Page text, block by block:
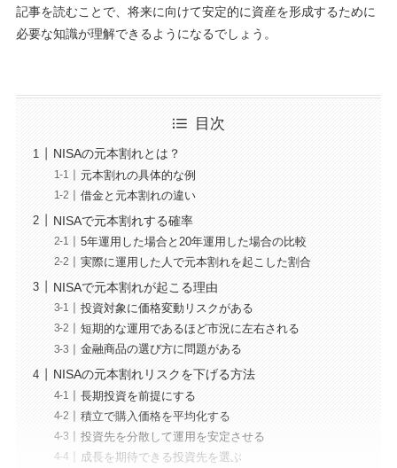
記事を読むことで、将来に向けて安定的に資産を形成するために
必要な知識が理解できるようになるでしょう。
目次
NISAの元本割れとは？
元本割れの具体的な例
借金と元本割れの違い
NISAで元本割れする確率
5年運用した場合と20年運用した場合の比較
実際に運用した人で元本割れを起こした割合
NISAで元本割れが起こる理由
投資対象に価格変動リスクがある
短期的な運用であるほど市況に左右される
金融商品の選び方に問題がある
NISAの元本割れリスクを下げる方法
長期投資を前提にする
積立で購入価格を平均化する
投資先を分散して運用を安定させる
成長を期待できる投資先を選ぶ